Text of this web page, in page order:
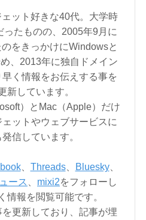
ット好きな40代。大学時
たものの、2005年9月に
をきっかけにWindowsと
、2013年に独自ドメイン
く情報をお伝えする事を
新しています。
）とMac（Apple）だけ
ットやウェブサービスに
信しています。
、 Threads、 Bluesky、
ース mixi2をフォローし
情報を閲覧可能です。
更新しており、記事が埋